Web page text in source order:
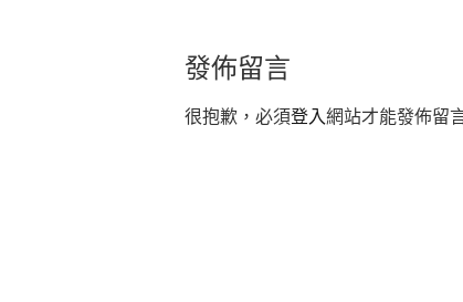
發佈留言
很抱歉，必須登入網站才能發佈留